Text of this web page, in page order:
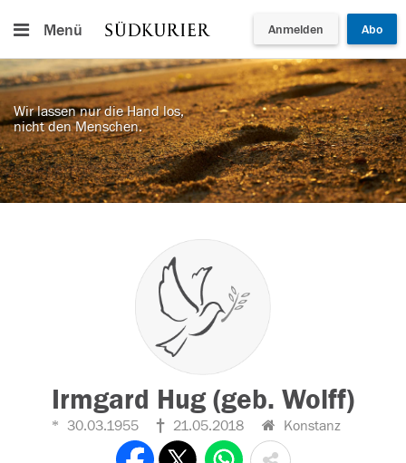
Menü Anmelden Abo
Wir lassen nur die Hand los,
nicht den Menschen.
Irmgard Hug (geb. Wolff)
30.03.1955 21.05.2018 Konstanz